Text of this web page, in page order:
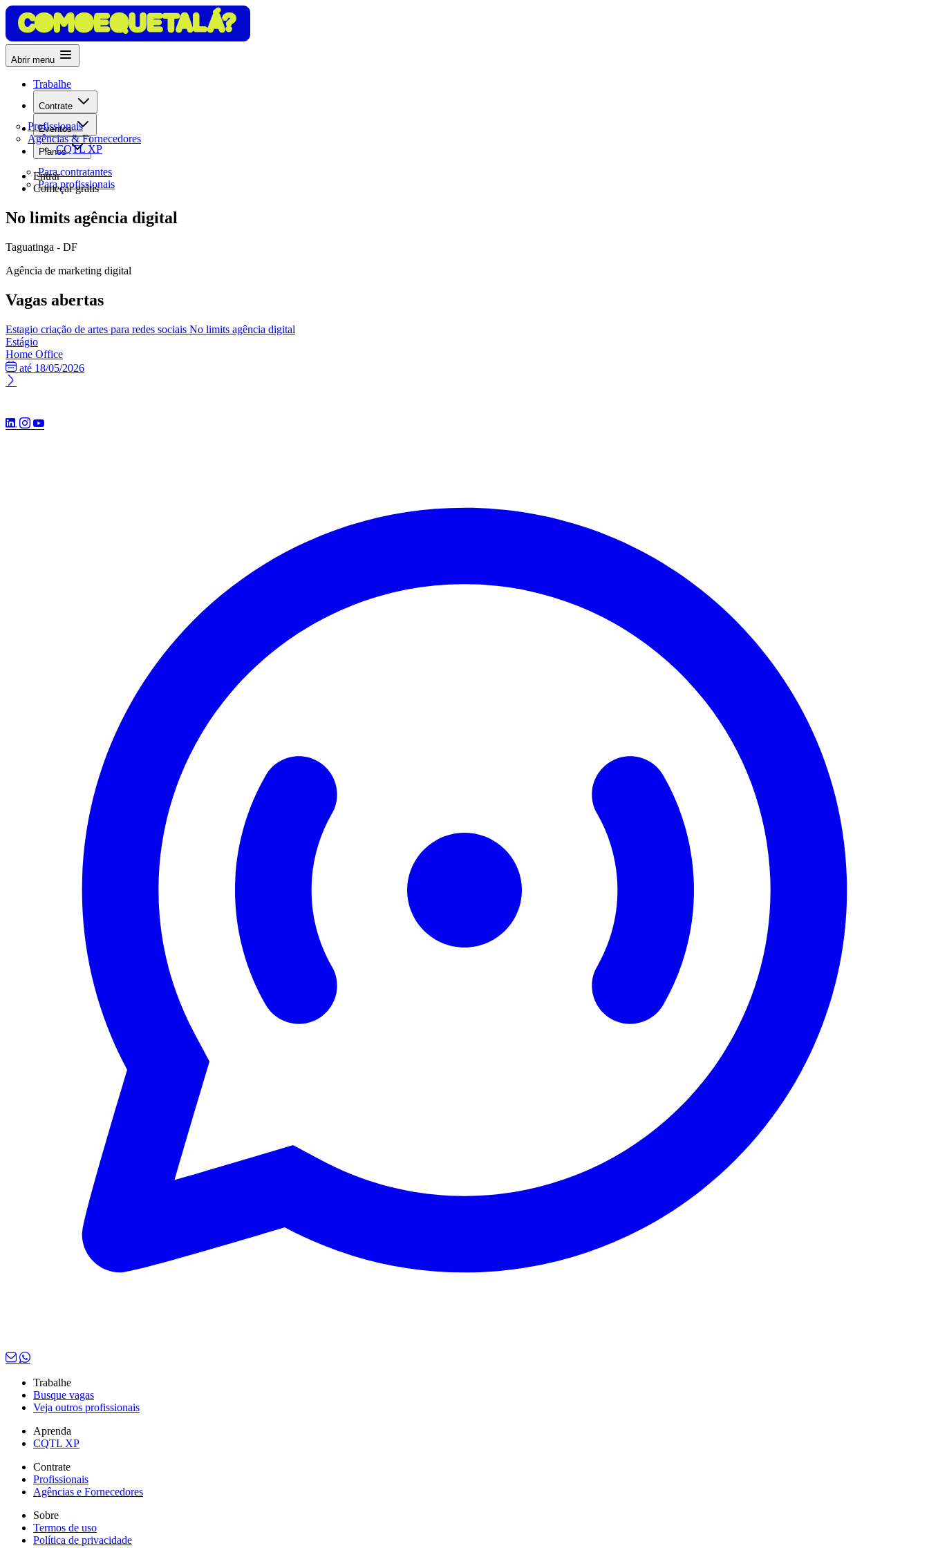
Abrir menu
Trabalhe
Contrate
Profissionais
Agências & Fornecedores
Eventos
CQTL XP
Planos
Para contratantes
Para profissionais
Entrar
Começar grátis
No limits agência digital
Taguatinga - DF
Agência de marketing digital
Vagas abertas
Estagio criação de artes para redes sociais No limits agência digital
Estágio
Home Office
até 18/05/2026
Trabalhe
Busque vagas
Veja outros profissionais
Aprenda
CQTL XP
Contrate
Profissionais
Agências e Fornecedores
Sobre
Termos de uso
Política de privacidade